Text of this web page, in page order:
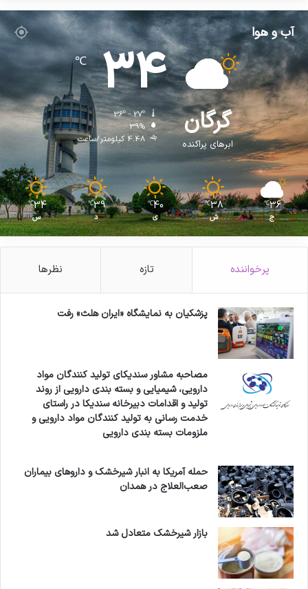
آب و هوا
گرگان
ابرهای پراکنده
34
℃
36º - 27º
39%
4.48 کیلومتر/ساعت
36
℃
ج
38
℃
ش
40
℃
ی
39
℃
د
34
℃
س
پرخواننده تازه نظرها
پزشکیان به نمایشگاه «ایران هلث» رفت
مصاحبه مشاور سندیکای تولید کنندگان مواد
دارویی، شیمیایی و بسته بندی دارویی از روند
تولید و اقدامات دبیرخانه سندیکا در راستای
خدمت رسانی به تولید کنندگان مواد دارویی و
ملزومات بسته بندی دارویی
حمله آمریکا به انبار شیرخشک و داروهای بیماران
صعب‌العلاج در همدان
بازار شیرخشک متعادل شد